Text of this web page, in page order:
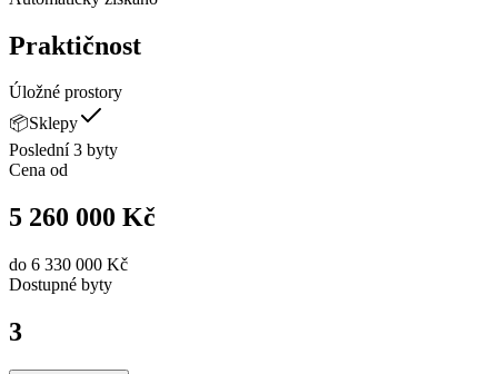
Praktičnost
Úložné prostory
📦Sklepy
Poslední 3 byty
Cena od
5 260 000 Kč
do 6 330 000 Kč
Dostupné byty
3